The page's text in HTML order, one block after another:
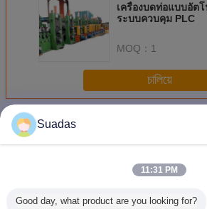
เครื่องบดท่อแบบอัต
ระบบควบคุม PLC
MOQ： 1
চালিয়ে
มากกว่าเครื่องบดหลอด
เครื่องจักรผลิตท่อส
เครื่องจักรผลิตท่อ
Suadas
11:31 PM
Good day, what product are you looking for?